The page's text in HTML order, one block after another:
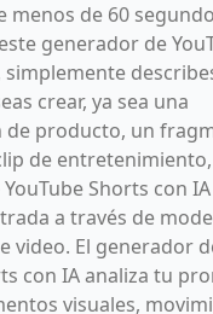
menos de 60
generador de
simplemente
crear, ya sea una
de producto, un
de entretenimiento,
Shorts con IA
a través de
video. El generador
con IA analiza tu
visuales,